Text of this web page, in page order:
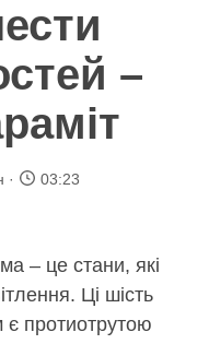
–
03:23
– це стани, які
Ці шість
є протиотрутою